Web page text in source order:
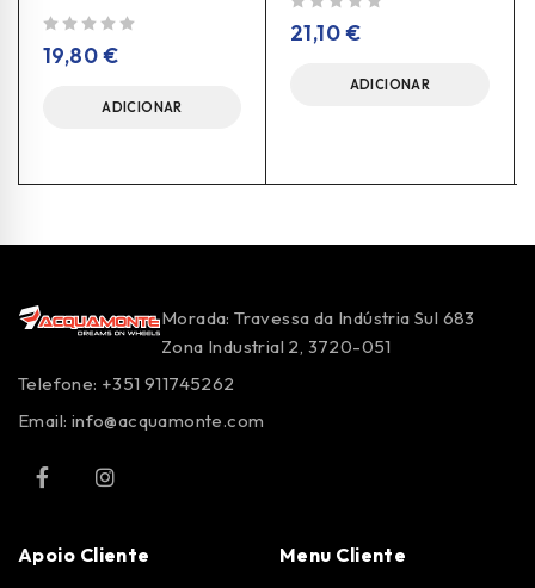
19,80€
ADICIONAR
21,10€
ADICIONAR
Morada: Travessa da Indústria Sul 683
Zona Industrial 2, 3720-051
Telefone: +351 911745262
Email: info@acquamonte.com
Apoio Cliente Menu Cliente